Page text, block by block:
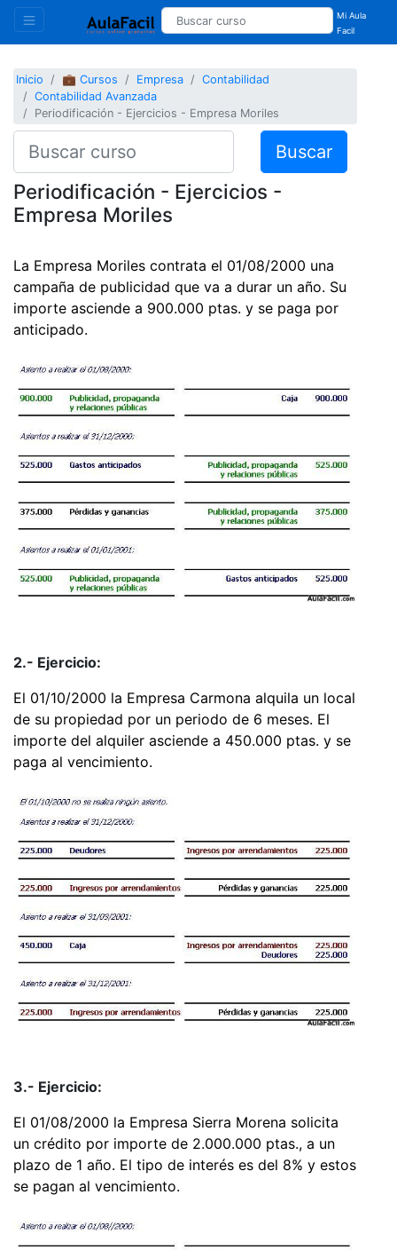
Mi Aula
Facil
Inicio 💼 Cursos Empresa
Contabilidad
Contabilidad Avanzada
Periodificación - Ejercicios - Empresa Moriles
Buscar
Periodificación - Ejercicios -
Empresa Moriles
La Empresa Moriles contrata el 01/08/2000 una
campaña de publicidad que va a durar un año. Su
importe asciende a 900.000 ptas. y se paga por
anticipado.
2.- Ejercicio:
El 01/10/2000 la Empresa Carmona alquila un local
de su propiedad por un periodo de 6 meses. El
importe del alquiler asciende a 450.000 ptas. y se
paga al vencimiento.
3.- Ejercicio:
El 01/08/2000 la Empresa Sierra Morena solicita
un crédito por importe de 2.000.000 ptas., a un
plazo de 1 año. El tipo de interés es del 8% y estos
se pagan al vencimiento.